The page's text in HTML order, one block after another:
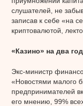
слушателей, не
записав к себе «на
криптовалютой,
«Казино» на два
Экс-министр
«Новостями малого
предпринимателей
его мнению, 99%